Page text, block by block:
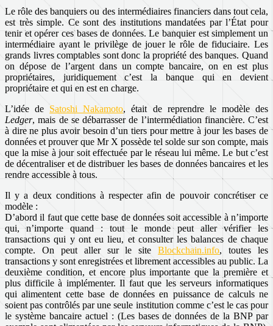
Le rôle des banquiers ou des intermédiaires financiers dans tout cela,
est très simple. Ce sont des institutions mandatées par l’État pour
tenir et opérer ces bases de données. Le banquier est simplement un
intermédiaire ayant le privilège de jouer le rôle de fiduciaire. Les
grands livres comptables sont donc la propriété des banques. Quand
on dépose de l’argent dans un compte bancaire, on en est plus
propriétaires, juridiquement c’est la banque qui en devient
propriétaire et qui en est en charge.
L’idée de Satoshi Nakamoto, était de reprendre le modèle des
Ledger, mais de se débarrasser de l’intermédiation financière. C’est
à dire ne plus avoir besoin d’un tiers pour mettre à jour les bases de
données et prouver que Mr X possède tel solde sur son compte, mais
que la mise à jour soit effectuée par le réseau lui même. Le but c’est
de décentraliser et de distribuer les bases de données bancaires et les
rendre accessible à tous.
Il y a deux conditions à respecter afin de pouvoir concrétiser ce
modèle :
D’abord il faut que cette base de données soit accessible à n’importe
qui, n’importe quand : tout le monde peut aller vérifier les
transactions qui y ont eu lieu, et consulter les balances de chaque
compte. On peut aller sur le siteBlockchain.info, toutes les
transactions y sont enregistrées et librement accessibles au public. La
deuxième condition, et encore plus importante que la première et
plus difficile à implémenter. Il faut que les serveurs informatiques
qui alimentent cette base de données en puissance de calculs ne
soient pas contrôlés par une seule institution comme c’est le cas pour
le système bancaire actuel : (Les bases de données de la BNP par